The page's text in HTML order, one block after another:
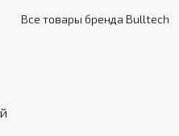
Все товары бренда Bulltech